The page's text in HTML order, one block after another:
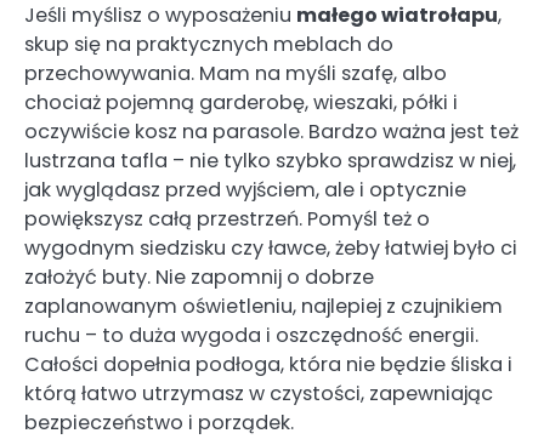
Jeśli myślisz o wyposażeniu małego wiatrołapu,
skup się na praktycznych meblach do
przechowywania. Mam na myśli szafę, albo
chociaż pojemną garderobę, wieszaki, półki i
oczywiście kosz na parasole. Bardzo ważna jest też
lustrzana tafla – nie tylko szybko sprawdzisz w niej,
jak wyglądasz przed wyjściem, ale i optycznie
powiększysz całą przestrzeń. Pomyśl też o
wygodnym siedzisku czy ławce, żeby łatwiej było ci
założyć buty. Nie zapomnij o dobrze
zaplanowanym oświetleniu, najlepiej z czujnikiem
ruchu – to duża wygoda i oszczędność energii.
Całości dopełnia podłoga, która nie będzie śliska i
którą łatwo utrzymasz w czystości, zapewniając
bezpieczeństwo i porządek.